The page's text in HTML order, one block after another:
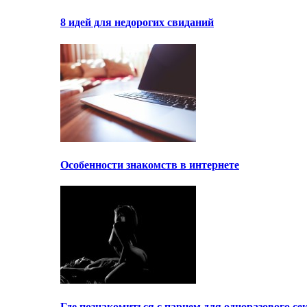
8 идей для недорогих свиданий
Особенности знакомств в интернете